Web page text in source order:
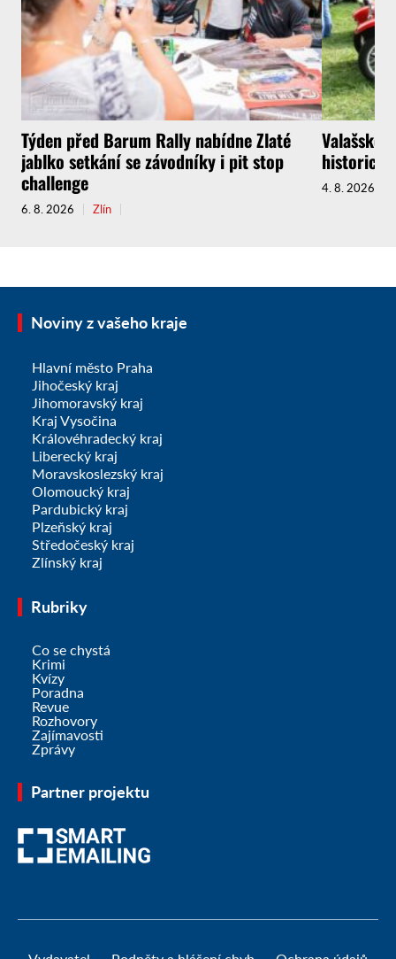
Týden před Barum Rally nabídne Zlaté
jablko setkání se závodníky i pit stop
challenge
6. 8. 2026 Zlín
Valašské
4. 8. 2026
Noviny z vašeho kraje
Hlavní město Praha
Jihočeský kraj
Jihomoravský kraj
Kraj Vysočina
Královéhradecký kraj
Liberecký kraj
Moravskoslezský kraj
Olomoucký kraj
Pardubický kraj
Plzeňský kraj
Středočeský kraj
Zlínský kraj
Rubriky
Co se chystá
Krimi
Kvízy
Poradna
Revue
Rozhovory
Zajímavosti
Zprávy
Partner projektu